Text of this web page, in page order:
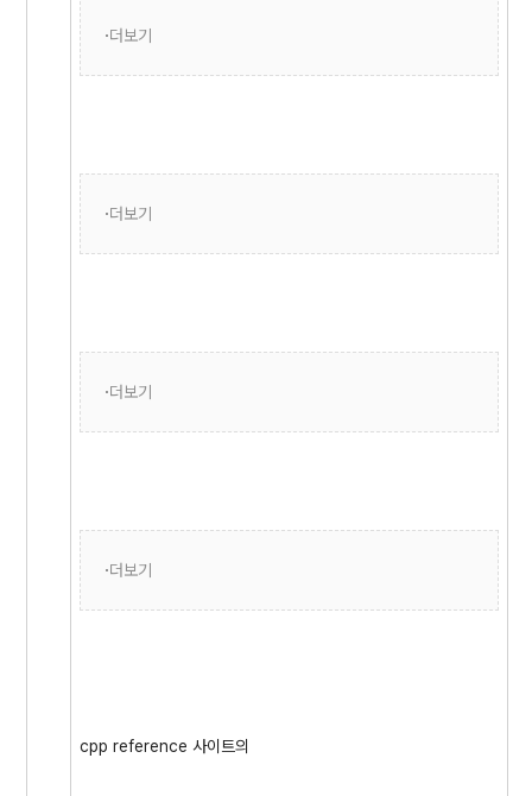
더보기
더보기
더보기
더보기
cpp reference 사이트의